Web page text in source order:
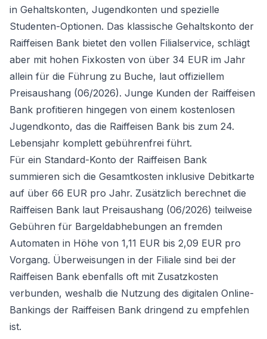
in Gehaltskonten, Jugendkonten und spezielle
Studenten-Optionen. Das klassische Gehaltskonto der
Raiffeisen Bank bietet den vollen Filialservice, schlägt
aber mit hohen Fixkosten von über 34 EUR im Jahr
allein für die Führung zu Buche, laut offiziellem
Preisaushang (06/2026). Junge Kunden der Raiffeisen
Bank profitieren hingegen von einem kostenlosen
Jugendkonto, das die Raiffeisen Bank bis zum 24.
Lebensjahr komplett gebührenfrei führt.
Für ein Standard-Konto der Raiffeisen Bank
summieren sich die Gesamtkosten inklusive Debitkarte
auf über 66 EUR pro Jahr. Zusätzlich berechnet die
Raiffeisen Bank laut Preisaushang (06/2026) teilweise
Gebühren für Bargeldabhebungen an fremden
Automaten in Höhe von 1,11 EUR bis 2,09 EUR pro
Vorgang. Überweisungen in der Filiale sind bei der
Raiffeisen Bank ebenfalls oft mit Zusatzkosten
verbunden, weshalb die Nutzung des digitalen Online-
Bankings der Raiffeisen Bank dringend zu empfehlen
ist.